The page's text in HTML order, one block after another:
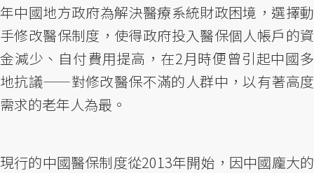
年中國地方政府為解決醫療系統財政困境，選擇動
手修改醫保制度，使得政府投入醫保個人帳戶的資
金減少、自付費用提高，在2月時便曾引起中國多
地抗議——對修改醫保不滿的人群中，以有著高度
需求的老年人為最。
現行的中國醫保制度從2013年開始，因中國龐大的